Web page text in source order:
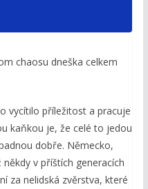
chaosu dneška celkem
vycítilo příležitost a pracuje
kaňkou je, že celé to jedou
dobře. Německo,
v příštích generacích
za nelidská zvěrstva, které